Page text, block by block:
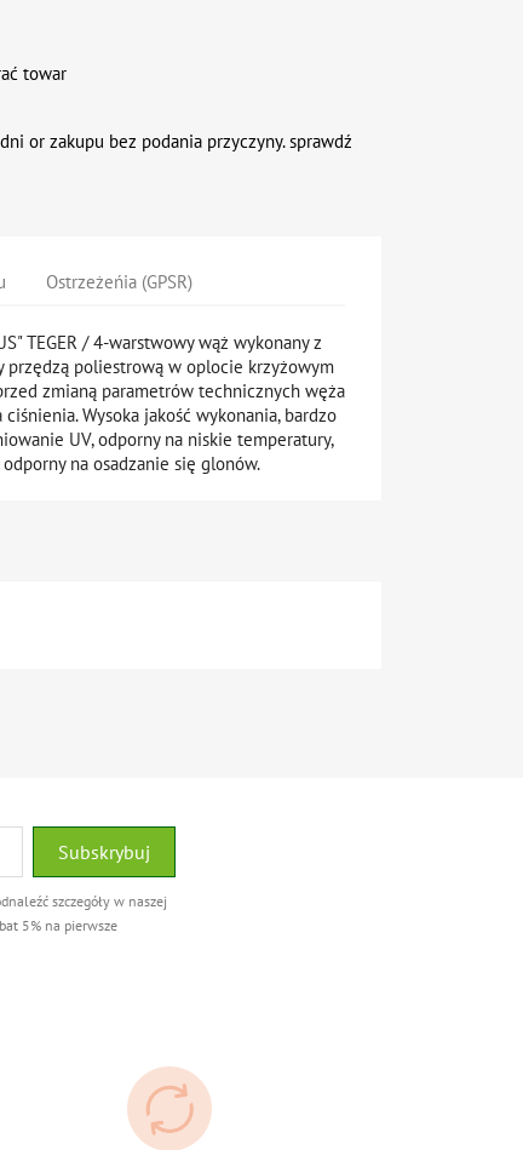
towar
or zakupu bez podania przyczyny. sprawdź
Ostrzeżeńia (GPSR)
TEGER / 4-warstwowy wąż wykonany z
przędzą poliestrową w oplocie krzyżowym
zmianą parametrów technicznych węża
Wysoka jakość wykonania, bardzo
UV, odporny na niskie temperatury,
na osadzanie się glonów.
szczegóły w naszej
5% na pierwsze